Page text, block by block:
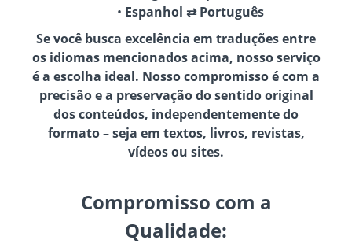
Espanhol ⇄ Português
Se você busca excelência em traduções entre
os idiomas mencionados acima, nosso serviço
é a escolha ideal. Nosso compromisso é com a
precisão e a preservação do sentido original
dos conteúdos, independentemente do
formato – seja em textos, livros, revistas,
vídeos ou sites.
Compromisso com a
Qualidade: